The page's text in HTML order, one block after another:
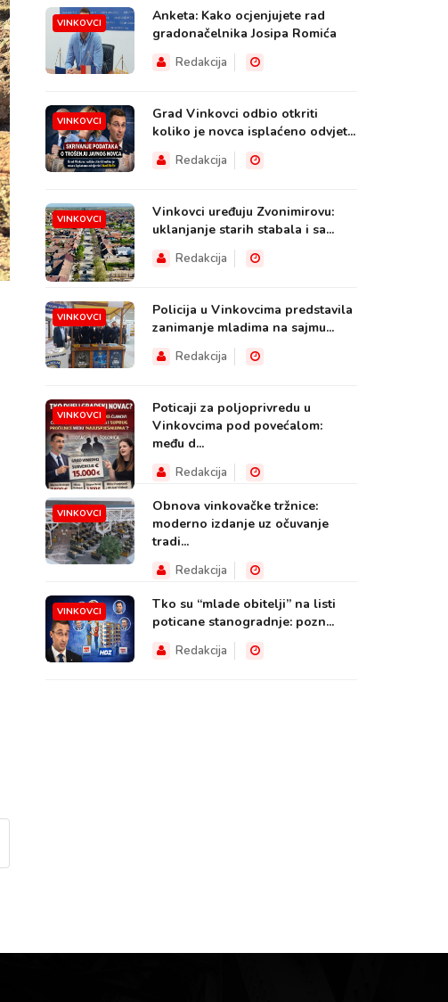
VINKOVCI
Anketa: Kako ocjenjujete rad
gradonačelnika Josipa Romića
Redakcija
VINKOVCI
Grad Vinkovci odbio otkriti
koliko je novca isplaćeno odvjet...
Redakcija
VINKOVCI
Vinkovci uređuju Zvonimirovu:
uklanjanje starih stabala i sa...
Redakcija
VINKOVCI
Policija u Vinkovcima predstavila
zanimanje mladima na sajmu...
Redakcija
VINKOVCI
Poticaji za poljoprivredu u
Vinkovcima pod povećalom:
među d...
Redakcija
VINKOVCI
Obnova vinkovačke tržnice:
moderno izdanje uz očuvanje
tradi...
Redakcija
VINKOVCI
Tko su “mlade obitelji” na listi
poticane stanogradnje: pozn...
Redakcija